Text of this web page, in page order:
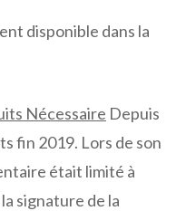
disponible dans la
Nécessaire Depuis
fin 2019. Lors de son
était limité à
signature de la